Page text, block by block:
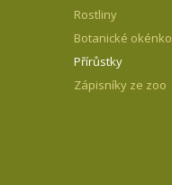
Rostliny
Botanické okénko
Přírůstky
Zápisníky ze zoo